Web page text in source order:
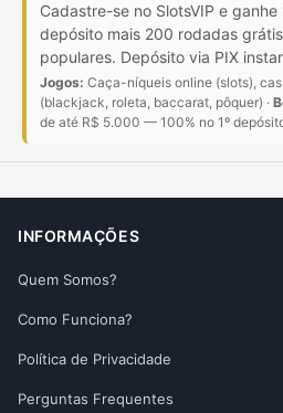
Cadastre-se no SlotsVIP e
depósito mais 200 rodadas
populares. Depósito via PIX
Jogos: Caça-níqueis online (slots),
(blackjack, roleta, baccarat, pôquer) ·
de até R$ 5.000 — 100% no 1º
INFORMAÇÕES
Quem Somos?
Como Funciona?
Política de Privacidade
Perguntas Frequentes